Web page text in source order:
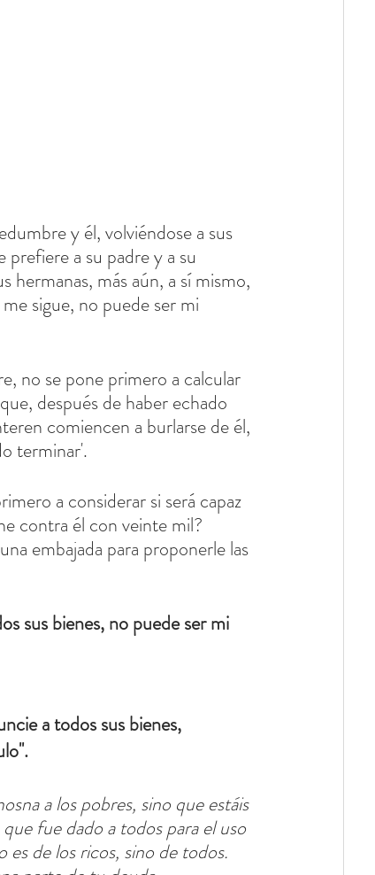
y él, volviéndose a sus
a su padre y a su
hermanas, más aún, a sí mismo,
sigue, no puede ser mi
no se pone primero a calcular
después de haber echado
comiencen a burlarse de él,
terminar'.
a considerar si será capaz
contra él con veinte mil?
embajada para proponerle las
sus bienes, no puede ser mi
a todos sus bienes,
a los pobres, sino que estáis
fue dado a todos para el uso
de los ricos, sino de todos.